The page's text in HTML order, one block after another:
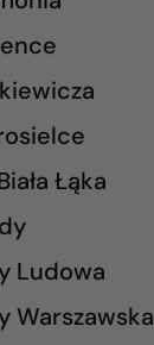
Łąka
Ludowa
Warszawska